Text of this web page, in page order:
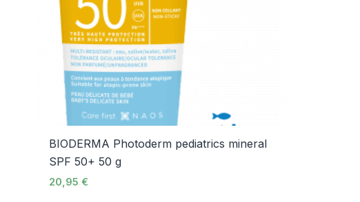
BIODERMA Photoderm pediatrics mineral
SPF 50+ 50 g
20,95 €